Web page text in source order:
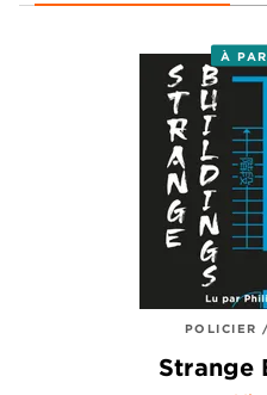
À
POLICIER
Strange